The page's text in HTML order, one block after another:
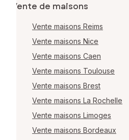
Vente de maisons
Vente maisons Reims
Vente maisons Nice
Vente maisons Caen
Vente maisons Toulouse
Vente maisons Brest
Vente maisons La Rochelle
Vente maisons Limoges
Vente maisons Bordeaux